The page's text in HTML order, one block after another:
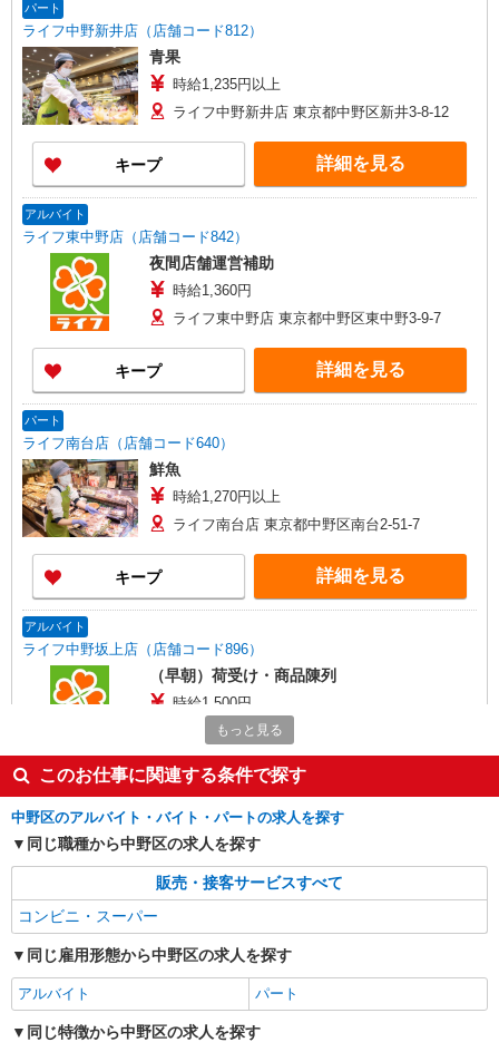
パート
ライフ中野新井店（店舗コード812）
青果
時給1,235円以上
ライフ中野新井店 東京都中野区新井3-8-12
キープ 詳細を見る
アルバイト
ライフ東中野店（店舗コード842）
夜間店舗運営補助
時給1,360円
ライフ東中野店 東京都中野区東中野3-9-7
キープ 詳細を見る
パート
ライフ南台店（店舗コード640）
鮮魚
時給1,270円以上
ライフ南台店 東京都中野区南台2-51-7
キープ 詳細を見る
アルバイト
ライフ中野坂上店（店舗コード896）
（早朝）荷受け・商品陳列
時給1,500円
ライフ中野坂上店 東京都中野区中央1-36-3
キープ
ライフ南台店（店舗コード640）
夜間店舗運営補助
ライフ南台店 東京都中野区南台2-51-7
アルバイト
もっと見る
このお仕事に関連する条件で探す
中野区のアルバイト・バイト・パートの求人を探す
同じ職種から中野区の求人を探す
販売・接客サービスすべて
コンビニ・スーパー
同じ雇用形態から中野区の求人を探す
アルバイト パート
同じ特徴から中野区の求人を探す